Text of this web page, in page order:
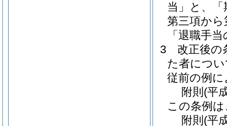
当」と、
第三項か
「退職手
3
改正後の
た者につ
従前の例
附則 (平
この条例
附則 (平